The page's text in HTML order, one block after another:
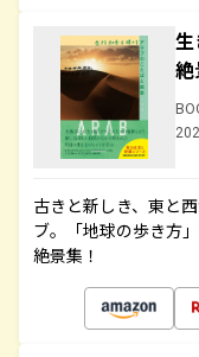
絶
古きと新しき、東と
ブ。「地球の歩き方
絶景集！